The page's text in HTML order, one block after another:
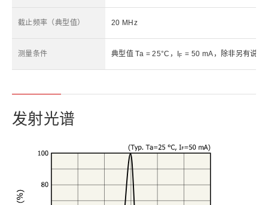
截止频率（典型值） 20 MHz
测量条件 典型值 Ta = 25°C，IF = 50 mA，除非另有说明
发射光谱